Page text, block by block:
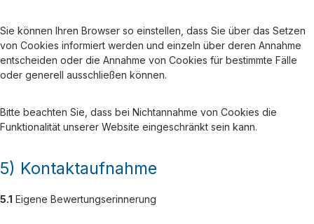
Sie können Ihren Browser so einstellen, dass Sie über das Setzen
von Cookies informiert werden und einzeln über deren Annahme
entscheiden oder die Annahme von Cookies für bestimmte Fälle
oder generell ausschließen können.
Bitte beachten Sie, dass bei Nichtannahme von Cookies die
Funktionalität unserer Website eingeschränkt sein kann.
5) Kontaktaufnahme
5.1 Eigene Bewertungserinnerung